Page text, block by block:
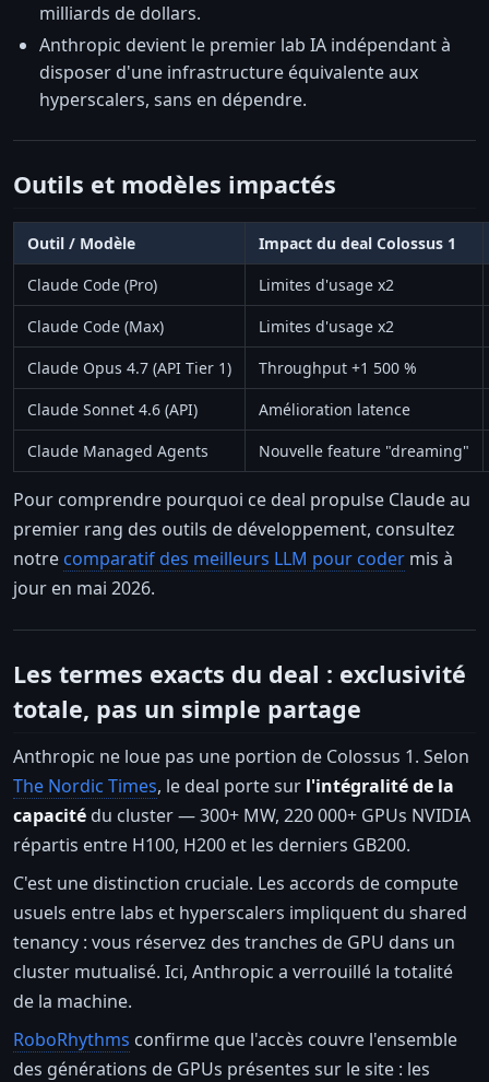
milliards de dollars.
Anthropic devient le premier lab IA indépendant à
disposer d'une infrastructure équivalente aux
hyperscalers, sans en dépendre.
Outils et modèles impactés
Outil / Modèle
Impact du deal Colossus 1
Claude Code (Pro)
Limites d'usage x2
Claude Code (Max)
Limites d'usage x2
Claude Opus 4.7 (API Tier 1)
Throughput +1 500 %
Claude Sonnet 4.6 (API)
Amélioration latence
Claude Managed Agents
Nouvelle feature "dreaming"
Pour comprendre pourquoi ce deal propulse Claude au
premier rang des outils de développement, consultez
notre comparatif des meilleurs LLM pour coder mis à
jour en mai 2026.
Les termes exacts du deal : exclusivité
totale, pas un simple partage
Anthropic ne loue pas une portion de Colossus 1. Selon
The Nordic Times, le deal porte sur l'intégralité de la
capacité du cluster — 300+ MW, 220 000+ GPUs NVIDIA
répartis entre H100, H200 et les derniers GB200.
C'est une distinction cruciale. Les accords de compute
usuels entre labs et hyperscalers impliquent du shared
tenancy : vous réservez des tranches de GPU dans un
cluster mutualisé. Ici, Anthropic a verrouillé la totalité
de la machine.
RoboRhythms confirme que l'accès couvre l'ensemble
des générations de GPUs présentes sur le site : les